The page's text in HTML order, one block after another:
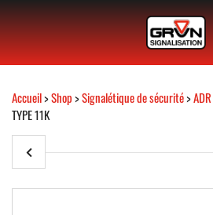
Accueil>Shop>Signalétique de sécurité>ADR
TYPE 11K